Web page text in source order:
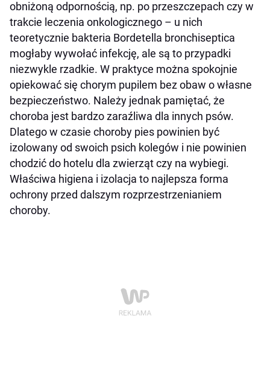
obniżoną odpornością, np. po przeszczepach czy w
trakcie leczenia onkologicznego – u nich
teoretycznie bakteria Bordetella bronchiseptica
mogłaby wywołać infekcję, ale są to przypadki
niezwykle rzadkie. W praktyce można spokojnie
opiekować się chorym pupilem bez obaw o własne
bezpieczeństwo. Należy jednak pamiętać, że
choroba jest bardzo zaraźliwa dla innych psów.
Dlatego w czasie choroby pies powinien być
izolowany od swoich psich kolegów i nie powinien
chodzić do hotelu dla zwierząt czy na wybiegi.
Właściwa higiena i izolacja to najlepsza forma
ochrony przed dalszym rozprzestrzenianiem
choroby.